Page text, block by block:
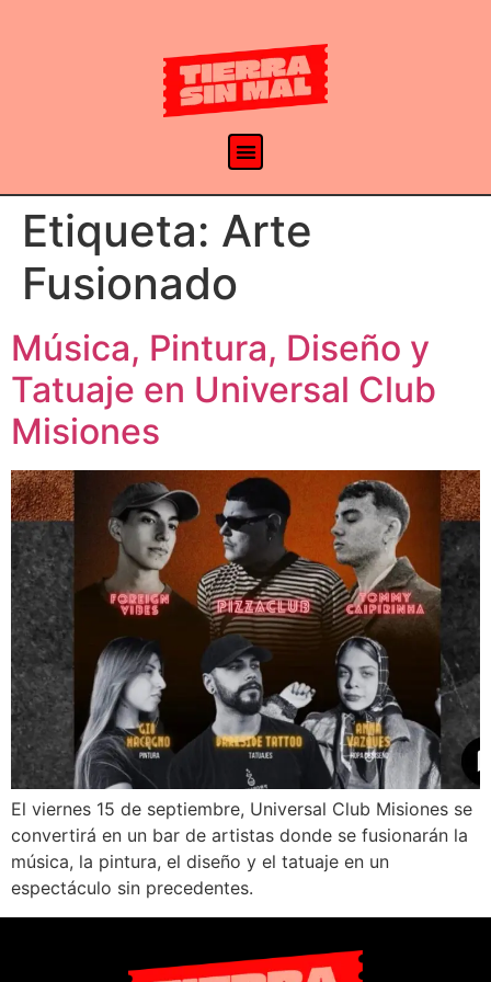
Etiqueta: Arte
Fusionado
Música, Pintura, Diseño y
Tatuaje en Universal Club
Misiones
El viernes 15 de septiembre, Universal Club Misiones se
convertirá en un bar de artistas donde se fusionarán la
música, la pintura, el diseño y el tatuaje en un
espectáculo sin precedentes.